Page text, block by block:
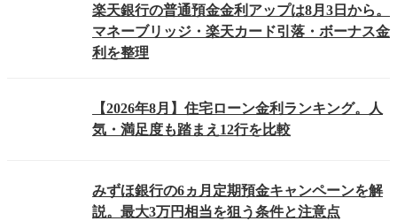
楽天銀行の普通預金金利アップは8月3日から。
マネーブリッジ・楽天カード引落・ボーナス金
利を整理
【2026年8月】住宅ローン金利ランキング。人
気・満足度も踏まえ12行を比較
みずほ銀行の6ヵ月定期預金キャンペーンを解
説。最大3万円相当を狙う条件と注意点